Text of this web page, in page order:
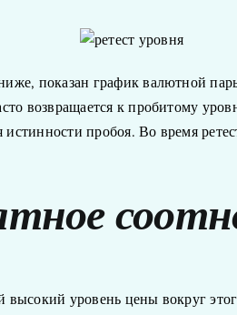
показан график валютной
возвращается к пробитому
пробоя. Во время
уровень цены вокруг